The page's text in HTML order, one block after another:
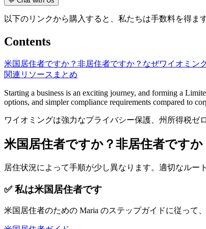
以下のリンクから購入すると、私たちは手数料を得ます
Contents
米国居住者ですか？非居住者ですか？ なぜワイオミン
関連リソース まとめ
Starting a business is an exciting journey, and forming a
options, and simpler compliance requirements compared to
ワイオミングは強力なプライバシー保護、州所得税ゼ
米国居住者ですか？非居住者ですか
居住状況によって手順が少し異なります。適切なルー
✅ 私は米国居住者です
米国居住者のための Maria のステップガイドに従って